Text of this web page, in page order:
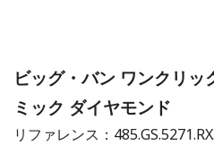
ビッグ・バン ワンクリッ
ミック ダイヤモンド
リファレンス：